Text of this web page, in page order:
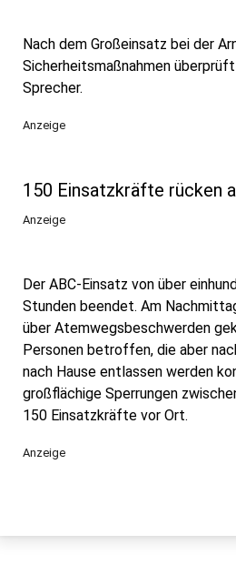
Nach dem Großeinsatz bei der
Sicherheitsmaßnahmen
Sprecher.
Anzeige
150 Einsatzkräfte rücken
Anzeige
Der ABC-Einsatz von über
Stunden beendet. Am
über Atemwegsbeschwerden
Personen betroffen, die aber
nach Hause entlassen werden
großflächige Sperrungen
150 Einsatzkräfte vor Ort.
Anzeige